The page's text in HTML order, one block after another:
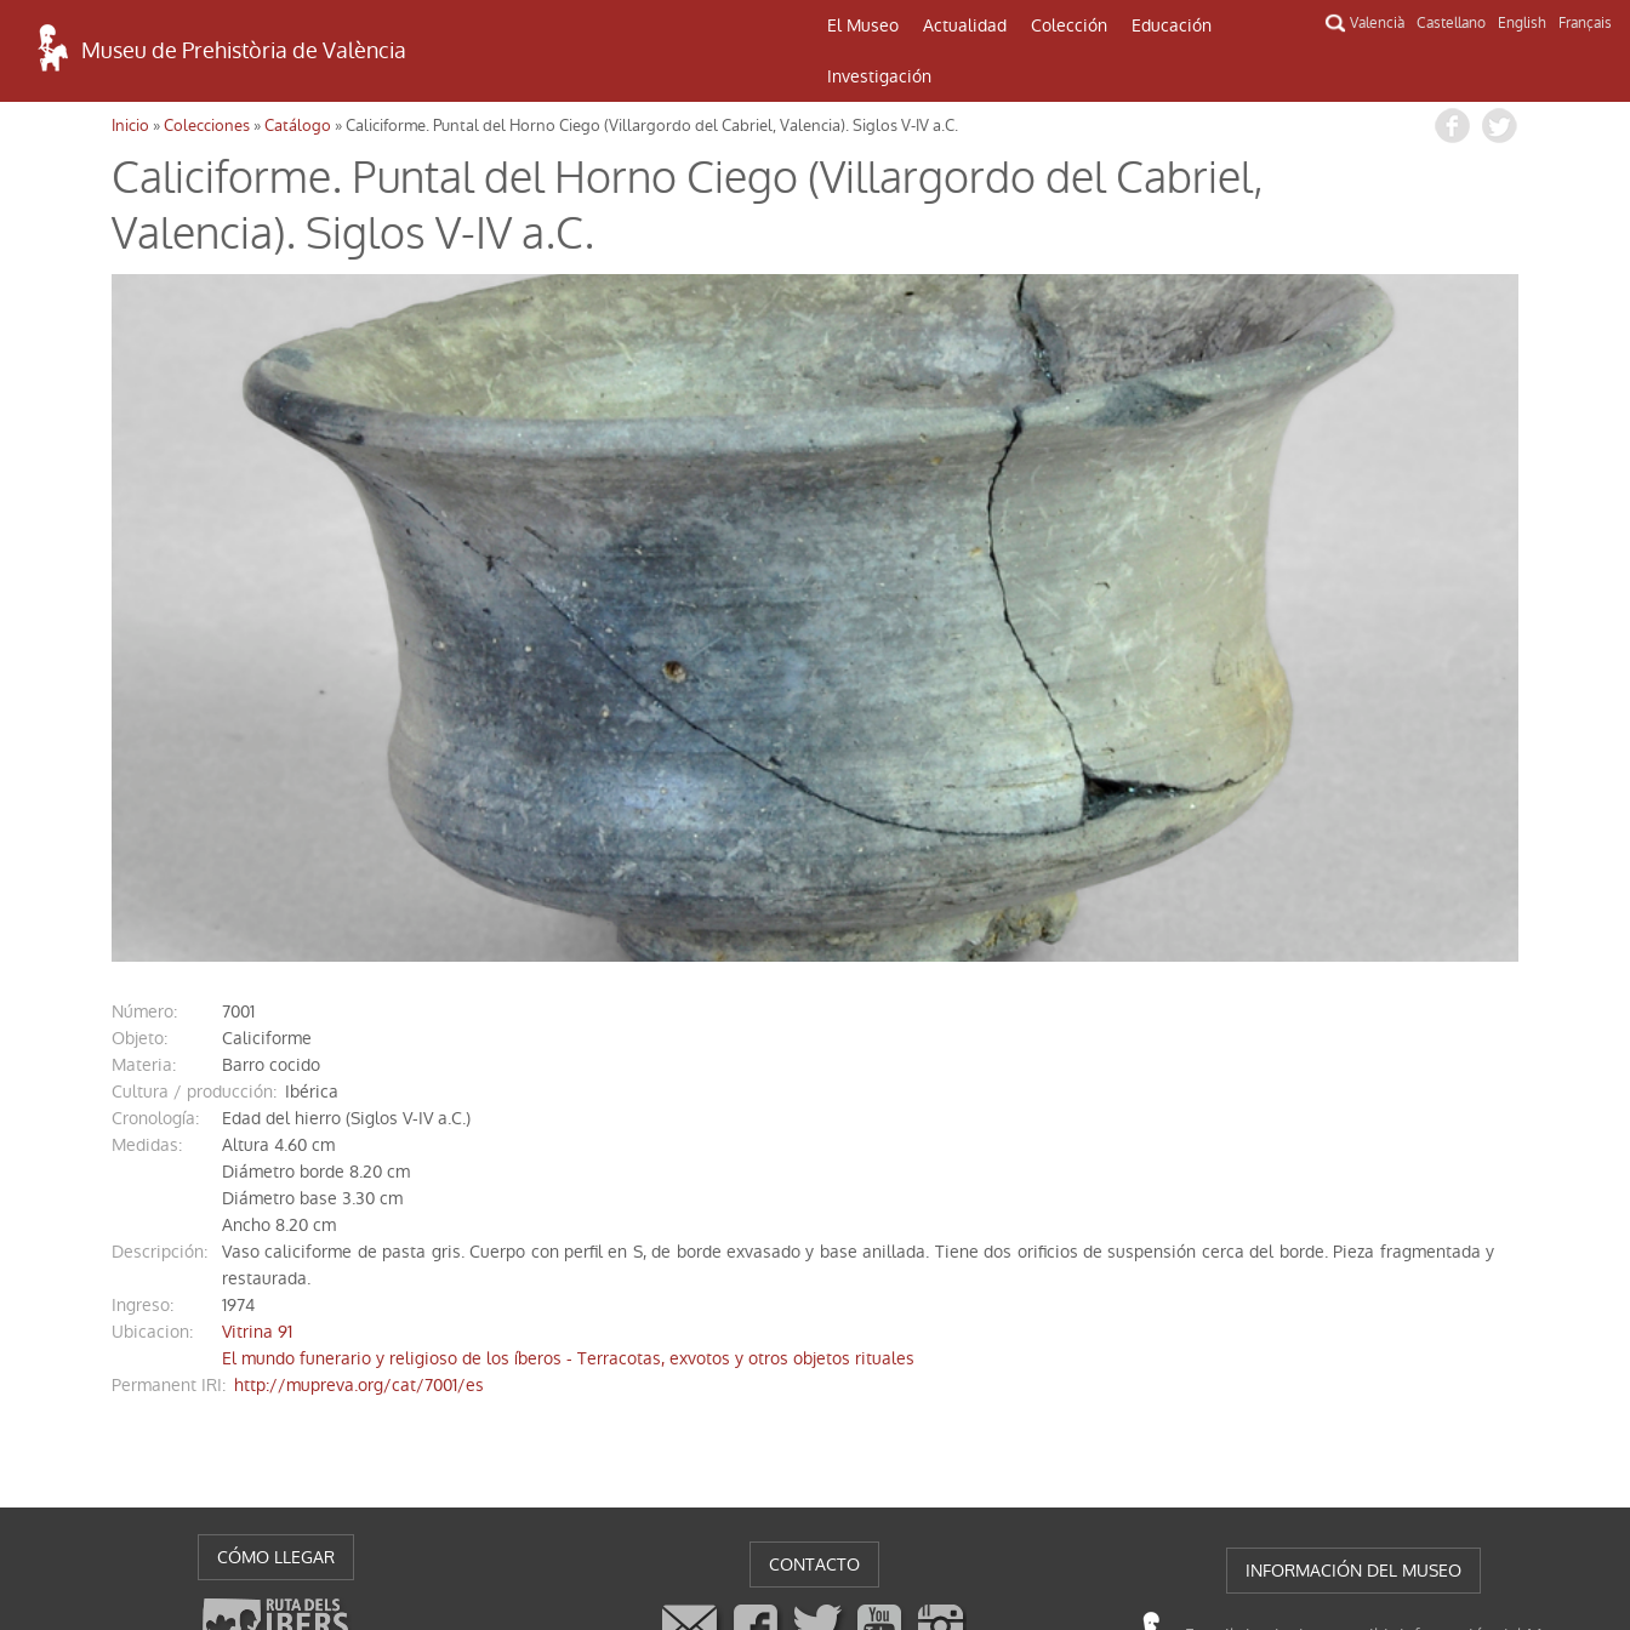
Museu de Prehistòria de València
El Museo Actualidad Colección Educación
Investigación
Valencià Castellano English Français
Usted está aquí
Inicio »Colecciones »Catálogo » Caliciforme. Puntal del Horno Ciego (Villargordo del Cabriel, Valencia). Siglos V-IV a.C.
Caliciforme. Puntal del Horno Ciego (Villargordo del Cabriel,
Valencia). Siglos V-IV a.C.
número:
7001
objeto:
Caliciforme
materia:
Barro cocido
Cultura / producción: Ibérica
cronología:
Edad del hierro (Siglos V-IV a.C.)
medidas:
Altura 4.60 cm
Diámetro borde 8.20 cm
Diámetro base 3.30 cm
Ancho 8.20 cm
descripción: Vaso caliciforme de pasta gris. Cuerpo con perfil en S, de borde exvasado y base anillada. Tiene dos orificios de suspensión cerca del borde. Pieza fragmentada y
restaurada.
ingreso:
1974
ubicacion:
Vitrina 91
El mundo funerario y religioso de los íberos - Terracotas, exvotos y otros objetos rituales
Permanent IRI: http://mupreva.org/cat/7001/es
CÓMO LLEGAR CONTACTO INFORMACIÓN DEL MUSEO